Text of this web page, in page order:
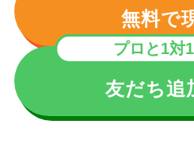
無料で
プロと1対
友だち追